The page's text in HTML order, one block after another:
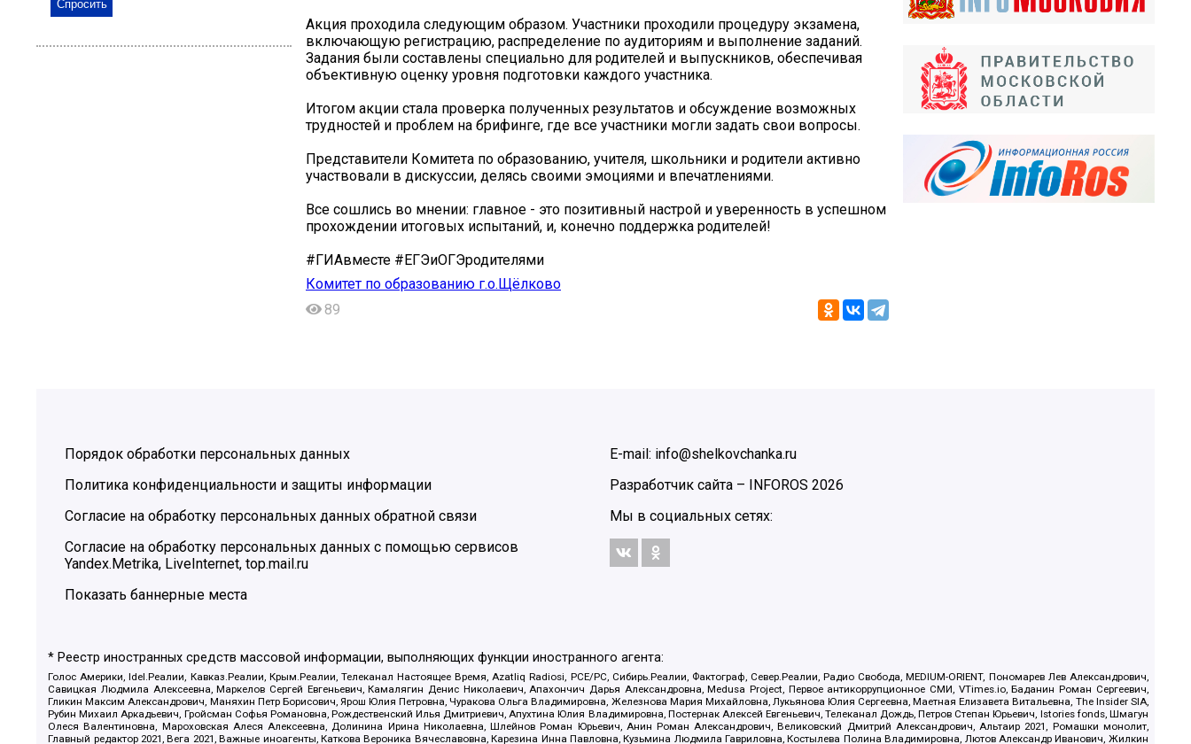
️Акция проходила следующим образом. Участники проходили процедуру экзамена,
включающую регистрацию, распределение по аудиториям и выполнение заданий.
Задания были составлены специально для родителей и выпускников, обеспечивая
объективную оценку уровня подготовки каждого участника.
Итогом акции стала проверка полученных результатов и обсуждение возможных
трудностей и проблем на брифинге, где все участники могли задать свои вопросы.
Представители Комитета по образованию, учителя, школьники и родители активно
участвовали в дискуссии, делясь своими эмоциями и впечатлениями.
Все сошлись во мнении: главное - это позитивный настрой и уверенность в успешном
прохождении итоговых испытаний, и, конечно поддержка родителей!
#ГИАвместе #ЕГЭиОГЭродителями
Комитет по образованию г.о.Щёлково
89
Порядок обработки персональных данных
Политика конфиденциальности и защиты информации
Согласие на обработку персональных данных обратной связи
Согласие на обработку персональных данных с помощью сервисов
Yandex.Metrika, LiveInternet, top.mail.ru
Показать баннерные места
E-mail: info@shelkovchanka.ru
Разработчик сайта – INFOROS 2026
Мы в социальных сетях:
* Реестр иностранных средств массовой информации, выполняющих функции иностранного агента:
Голос Америки, Idel.Реалии, Кавказ.Реалии, Крым.Реалии, Телеканал Настоящее Время, Azatliq Radiosi, PCE/PC, Сибирь.Реалии, Фактограф, Север.Реалии, Радио Свобода, MEDIUM-ORIENT, Пономарев Лев Александрович,
Савицкая Людмила Алексеевна, Маркелов Сергей Евгеньевич, Камалягин Денис Николаевич, Апахончич Дарья Александровна, Medusa Project, Первое антикоррупционное СМИ, VTimes.io, Баданин Роман Сергеевич,
Гликин Максим Александрович, Маняхин Петр Борисович, Ярош Юлия Петровна, Чуракова Ольга Владимировна, Железнова Мария Михайловна, Лукьянова Юлия Сергеевна, Маетная Елизавета Витальевна, The Insider SIA,
Рубин Михаил Аркадьевич, Гройсман Софья Романовна, Рождественский Илья Дмитриевич, Апухтина Юлия Владимировна, Постернак Алексей Евгеньевич, Телеканал Дождь, Петров Степан Юрьевич, Istories fonds, Шмагун
Олеся Валентиновна, Мароховская Алеся Алексеевна, Долинина Ирина Николаевна, Шлейнов Роман Юрьевич, Анин Роман Александрович, Великовский Дмитрий Александрович, Альтаир 2021, Ромашки монолит,
Главный редактор 2021, Вега 2021, Важные иноагенты, Каткова Вероника Вячеславовна, Карезина Инна Павловна, Кузьмина Людмила Гавриловна, Костылева Полина Владимировна, Лютов Александр Иванович, Жилкин